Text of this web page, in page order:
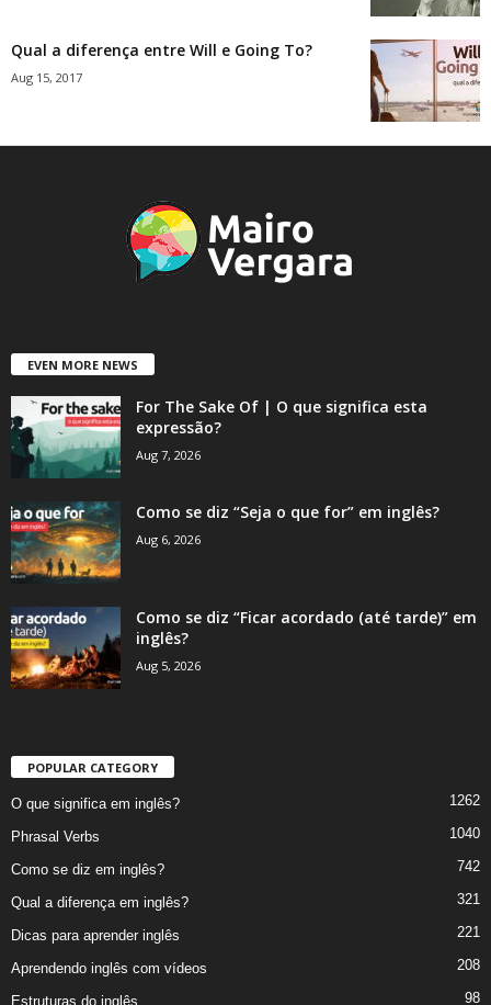
Qual a diferença entre Will e Going To?
Aug 15, 2017
EVEN MORE NEWS
For The Sake Of | O que significa esta
expressão?
Aug 7, 2026
Como se diz “Seja o que for” em inglês?
Aug 6, 2026
Como se diz “Ficar acordado (até tarde)” em
inglês?
Aug 5, 2026
POPULAR CATEGORY
O que significa em inglês? 1262
Phrasal Verbs 1040
Como se diz em inglês? 742
Qual a diferença em inglês? 321
Dicas para aprender inglês 221
Aprendendo inglês com vídeos 208
Estruturas do inglês 98